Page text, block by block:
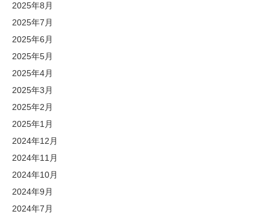
2025年8月
2025年7月
2025年6月
2025年5月
2025年4月
2025年3月
2025年2月
2025年1月
2024年12月
2024年11月
2024年10月
2024年9月
2024年7月